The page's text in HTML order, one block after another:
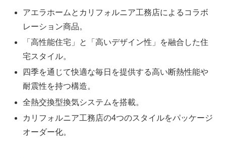
アエラホームとカリフォルニア工務店によるコラボ
レーション商品。
「高性能住宅」と「高いデザイン性」を融合した住
宅スタイル。
四季を通じて快適な毎日を提供する高い断熱性能や
耐震性を持つ構造。
全熱交換型換気システムを搭載。
カリフォルニア工務店の4つのスタイルをパッケージ
オーダー化。